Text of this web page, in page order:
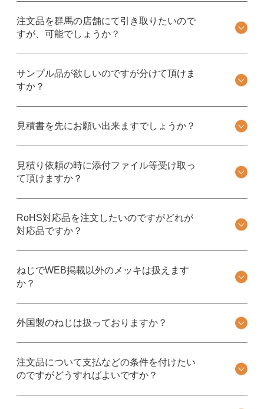
注文品を群馬の店舗にて引き取りたいので
すが、可能でしょうか？
サンプル品が欲しいのですが分けて頂けま
すか？
見積書を先にお願い出来ますでしょうか？
見積り依頼の時に添付ファイル等受け取っ
て頂けますか？
RoHS対応品を注文したいのですがどれが
対応品ですか？
ねじでWEB掲載以外のメッキは扱えます
か？
外国製のねじは扱っておりますか？
注文品について支払などの条件を付けたい
のですがどうすればよいですか？